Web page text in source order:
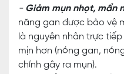
- Giảm mụn nhọt, mẩn
năng gan được bảo vệ
là nguyên nhân trực
mịn hơn (nóng gan,
chính gây ra mụn).